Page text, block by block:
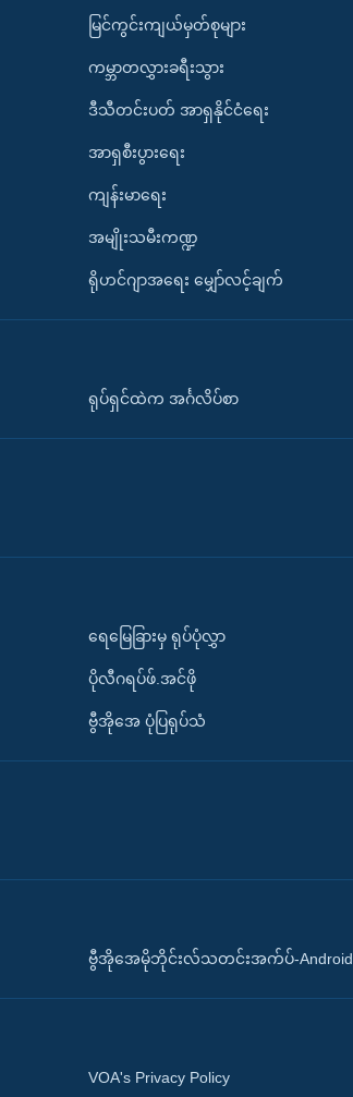
မြင်ကွင်းကျယ်မှတ်စုများ
ကမ္ဘာတလွှားခရီးသွား
ဒီသီတင်းပတ် အာရှနိုင်ငံရေး
အာရှစီးပွားရေး
ကျန်းမာရေး
အမျိုးသမီးကဏ္ဍ
ရိုဟင်ဂျာအရေး မျှော်လင့်ချက်
ရုပ်ရှင်ထဲက အင်္ဂလိပ်စာ
ရေမြေခြားမှ ရုပ်ပုံလွှာ
ပိုလီဂရပ်ဖ်.အင်ဖို
ဗွီအိုအေ ပုံပြရုပ်သံ
ဗွီအိုအေမိုဘိုင်းလ်သတင်းအက်ပ်-Android
VOA's Privacy Policy